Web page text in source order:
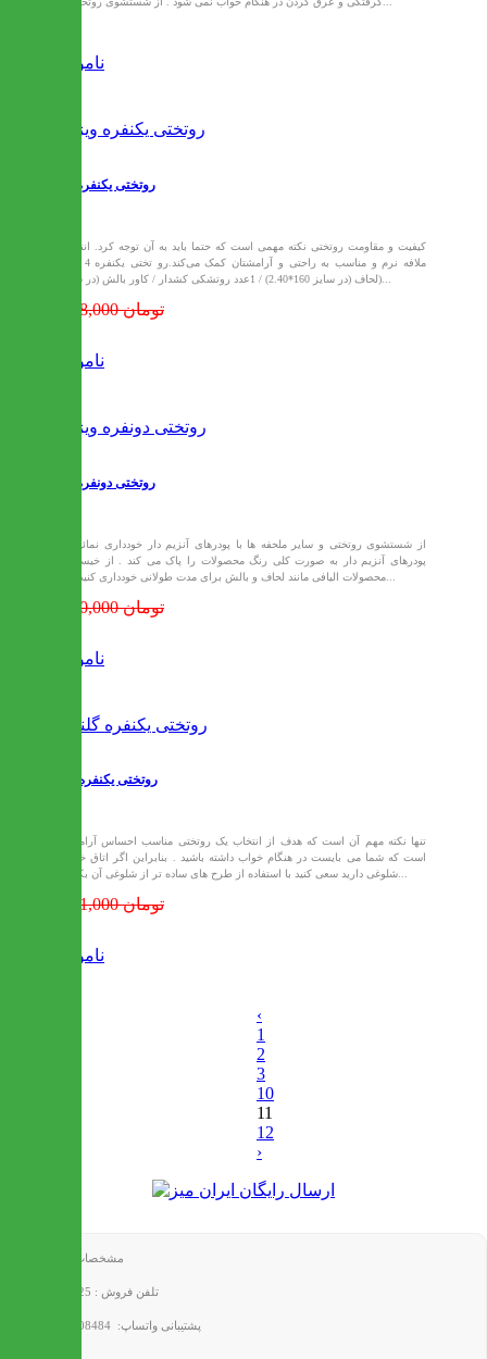
ناموجود
روتختی یکنفره ویژه
کیفیت و مقاومت روتختی نکته‌ مهمی است که حتما باید به آن توجه کرد. انتخاب
1,408,000 تومان
ناموجود
روتختی دونفره ویژه
پودرهای آنزیم دار به صورت کلی رنگ محصولات را پاک می کند . از خیساندن
1,890,000 تومان
ناموجود
روتختی یکنفره گلناز
تنها نکته مهم آن است که هدف از انتخاب یک روتختی مناسب احساس آرامشی
است که شما می بایست در هنگام خواب داشته باشید . بنابراین اگر اتاق خواب
شلوغی دارید سعی کنید با استفاده از طرح های ساده تر از شلوغی آن بکاهید...
1,361,000 تومان
ناموجود
‹
1
2
3
10
11
12
›
مشخصات ارتباط با ما
تلفن فروش : 22253925
پشتیبانی واتساپ: 09302308484